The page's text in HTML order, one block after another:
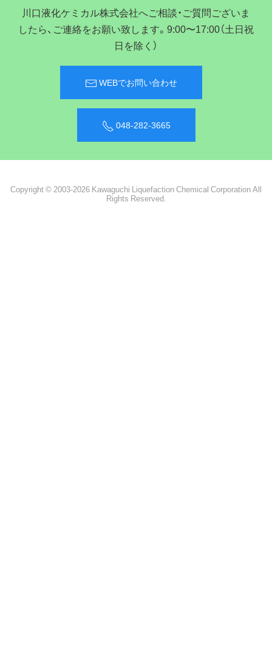
川口液化ケミカル株式会社へご相談・ご質問ございま
したら、ご連絡をお願い致します。9:00〜17:00（土日祝
日を除く）
WEBでお問い合わせ
048-282-3665
Copyright © 2003-2026 Kawaguchi Liquefaction Chemical Corporation All
Rights Reserved.